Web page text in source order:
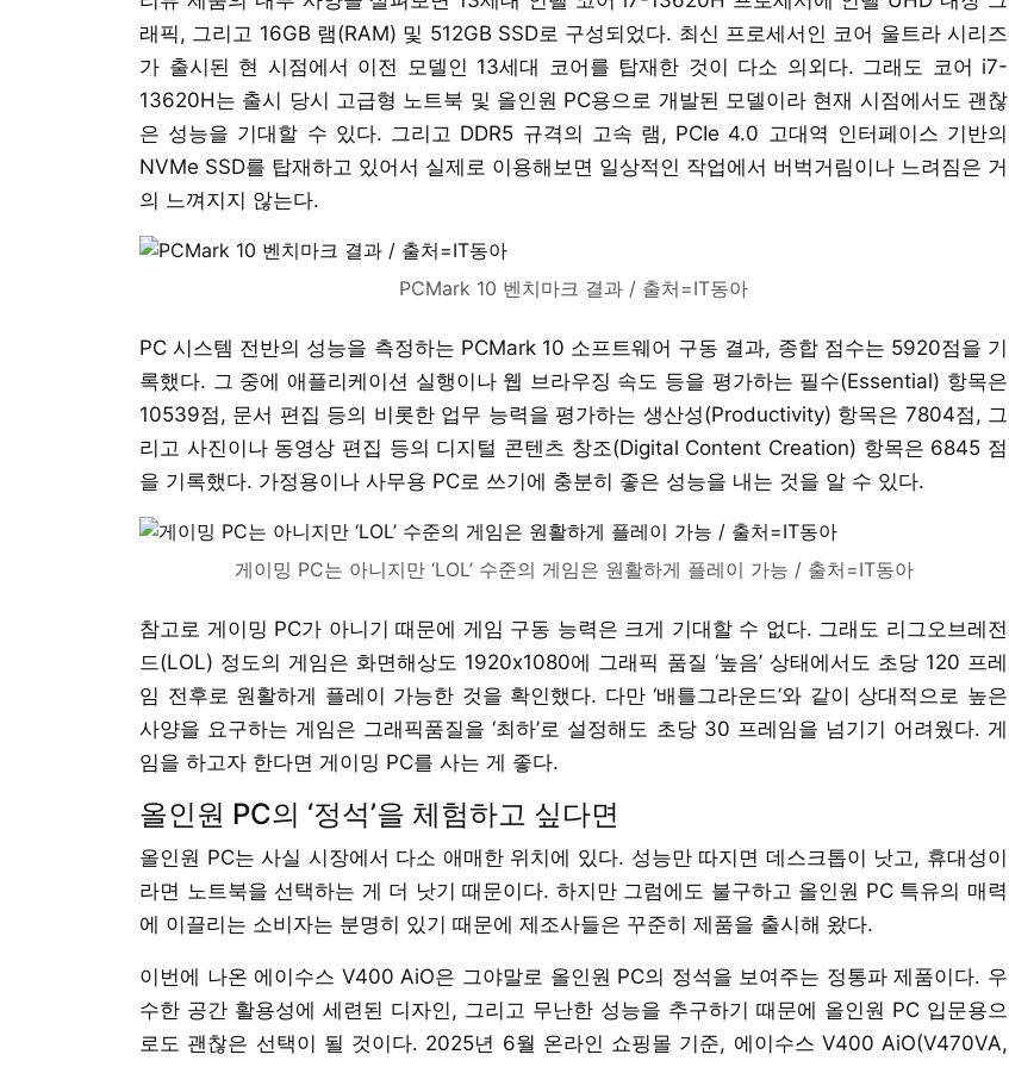
래픽, 그리고 16GB 램(RAM) 및 512GB SSD로 구성되었다. 최신 프로세서인 코어 울트라 시리즈
가 출시된 현 시점에서 이전 모델인 13세대 코어를 탑재한 것이 다소 의외다. 그래도 코어 i7-
13620H는 출시 당시 고급형 노트북 및 올인원 PC용으로 개발된 모델이라 현재 시점에서도 괜찮
은 성능을 기대할 수 있다. 그리고 DDR5 규격의 고속 램, PCIe 4.0 고대역 인터페이스 기반의
NVMe SSD를 탑재하고 있어서 실제로 이용해보면 일상적인 작업에서 버벅거림이나 느려짐은 거
의 느껴지지 않는다.
PCMark 10 벤치마크 결과 / 출처=IT동아
PC 시스템 전반의 성능을 측정하는 PCMark 10 소프트웨어 구동 결과, 종합 점수는 5920점을 기
록했다. 그 중에 애플리케이션 실행이나 웹 브라우징 속도 등을 평가하는 필수(Essential) 항목은
10539점, 문서 편집 등의 비롯한 업무 능력을 평가하는 생산성(Productivity) 항목은 7804점, 그
리고 사진이나 동영상 편집 등의 디지털 콘텐츠 창조(Digital Content Creation) 항목은 6845 점
을 기록했다. 가정용이나 사무용 PC로 쓰기에 충분히 좋은 성능을 내는 것을 알 수 있다.
게이밍 PC는 아니지만 ‘LOL’ 수준의 게임은 원활하게 플레이 가능 / 출처=IT동아
참고로 게이밍 PC가 아니기 때문에 게임 구동 능력은 크게 기대할 수 없다. 그래도 리그오브레전
드(LOL) 정도의 게임은 화면해상도 1920x1080에 그래픽 품질 ‘높음’ 상태에서도 초당 120 프레
임 전후로 원활하게 플레이 가능한 것을 확인했다. 다만 ‘배틀그라운드’와 같이 상대적으로 높은
사양을 요구하는 게임은 그래픽품질을 ‘최하’로 설정해도 초당 30 프레임을 넘기기 어려웠다. 게
임을 하고자 한다면 게이밍 PC를 사는 게 좋다.
올인원 PC의 ‘정석’을 체험하고 싶다면
올인원 PC는 사실 시장에서 다소 애매한 위치에 있다. 성능만 따지면 데스크톱이 낫고, 휴대성이
라면 노트북을 선택하는 게 더 낫기 때문이다. 하지만 그럼에도 불구하고 올인원 PC 특유의 매력
에 이끌리는 소비자는 분명히 있기 때문에 제조사들은 꾸준히 제품을 출시해 왔다.
이번에 나온 에이수스 V400 AiO은 그야말로 올인원 PC의 정석을 보여주는 정통파 제품이다. 우
수한 공간 활용성에 세련된 디자인, 그리고 무난한 성능을 추구하기 때문에 올인원 PC 입문용으
로도 괜찮은 선택이 될 것이다. 2025년 6월 온라인 쇼핑몰 기준, 에이수스 V400 AiO(V470VA,